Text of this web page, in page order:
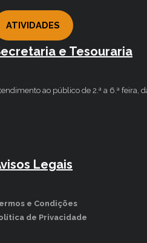
ATIVIDADES
e Tesouraria
ao público de 2.ª a 6.ª feira,
Legais
e Condições
de Privacidade